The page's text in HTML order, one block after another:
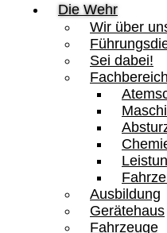
Die Wehr
Wir über
Sei dabei!
Ausbildung
Gerätehaus
Fahrzeuge